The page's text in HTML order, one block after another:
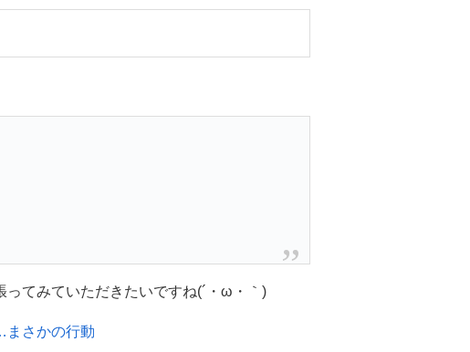
てみていただきたいですね(´・ω・｀)
まさかの行動